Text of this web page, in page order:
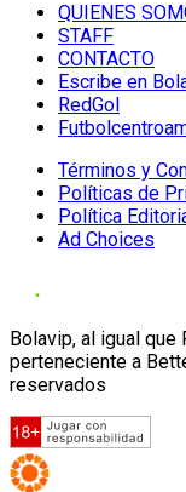
QUIENES
STAFF
CONTACTO
Escribe en
RedGol
Términos y
Políticas de
Política
Ad Choices
Bolavip, al igual que
perteneciente a
reservados